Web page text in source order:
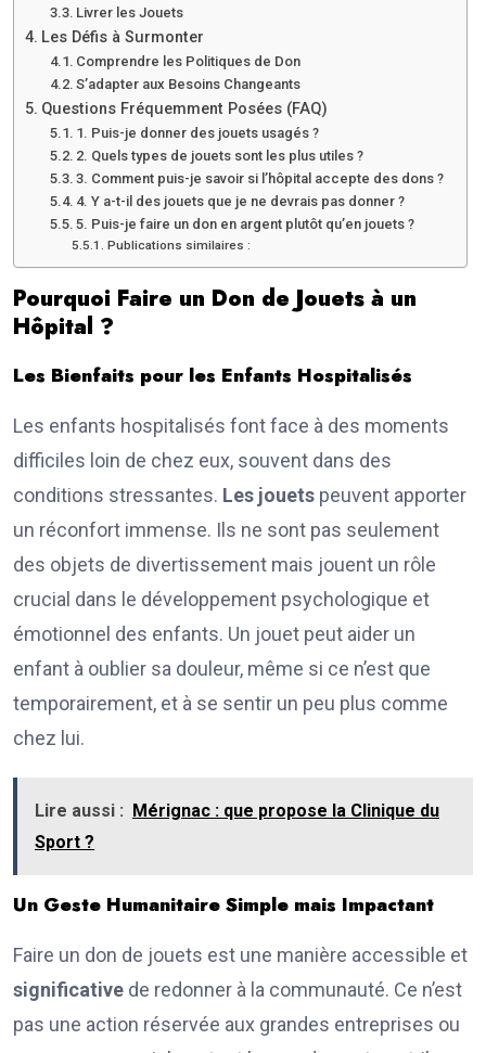
Livrer les Jouets
Les Défis à Surmonter
Comprendre les Politiques de Don
S’adapter aux Besoins Changeants
Questions Fréquemment Posées (FAQ)
1. Puis-je donner des jouets usagés ?
2. Quels types de jouets sont les plus utiles ?
3. Comment puis-je savoir si l’hôpital accepte des dons ?
4. Y a-t-il des jouets que je ne devrais pas donner ?
5. Puis-je faire un don en argent plutôt qu’en jouets ?
Publications similaires :
Pourquoi Faire un Don de Jouets à un
Hôpital ?
Les Bienfaits pour les Enfants Hospitalisés
Les enfants hospitalisés font face à des moments
difficiles loin de chez eux, souvent dans des
conditions stressantes. Les jouets peuvent apporter
un réconfort immense. Ils ne sont pas seulement
des objets de divertissement mais jouent un rôle
crucial dans le développement psychologique et
émotionnel des enfants. Un jouet peut aider un
enfant à oublier sa douleur, même si ce n’est que
temporairement, et à se sentir un peu plus comme
chez lui.
Lire aussi :
Mérignac : que propose la Clinique du
Sport ?
Un Geste Humanitaire Simple mais Impactant
Faire un don de jouets est une manière accessible et
significative de redonner à la communauté. Ce n’est
pas une action réservée aux grandes entreprises ou